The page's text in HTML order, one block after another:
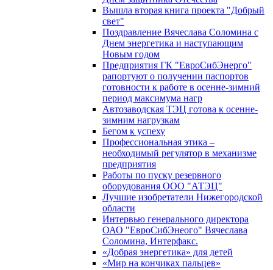
Вышла вторая книга проекта "Добрый
свет"
Поздравление Вячеслава Соломина с
Днем энергетика и наступающим
Новым годом
Предприятия ГК "ЕвроСибЭнерго"
рапортуют о получении паспортов
готовности к работе в осенне-зимний
период максимума нагр
Автозаводская ТЭЦ готова к осенне-
зимним нагрузкам
Бегом к успеху
Профессиональная этика –
необходимый регулятор в механизме
предприятия
Работы по пуску резервного
оборудования ООО "АТЭЦ"
Лучшие изобретатели Нижегородской
области
Интервью генерального директора
ОАО "ЕвроСибЭнеого" Вячеслава
Соломина, Интерфакс.
«Добрая энергетика» для детей
«Мир на кончиках пальцев»